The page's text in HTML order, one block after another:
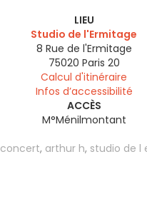
LIEU
Studio de l'Ermitage
8 Rue de l'Ermitage
75020 Paris 20
Calcul d'itinéraire
Infos d’accessibilité
ACCÈS
M°Ménilmontant
concert, arthur h, studio de l